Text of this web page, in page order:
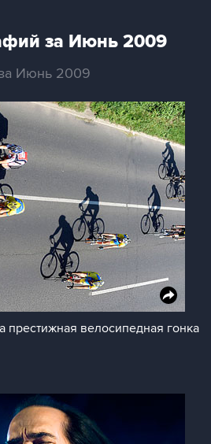
за Июнь 2009
Июнь 2009
престижная велосипедная гонка